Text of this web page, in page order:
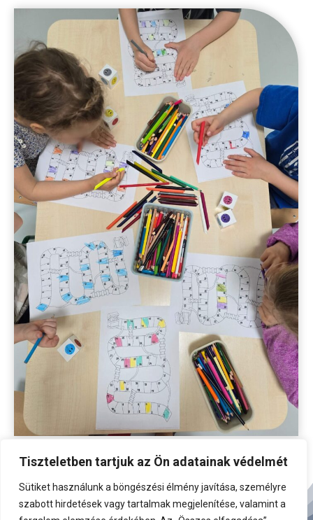
Tiszteletben tartjuk az Ön adatainak védelmét
Sütiket használunk a böngészési élmény javítása, személyre
szabott hirdetések vagy tartalmak megjelenítése, valamint a